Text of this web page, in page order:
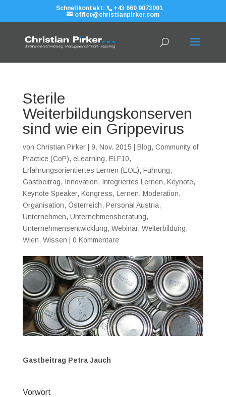
Schnellkontakt:
+43 660 9073001
office@christianpirker.com
Sterile
Weiterbildungskonserven
sind wie ein Grippevirus
von Christian Pirker| 9. Nov. 2015 Blog, Community of
Practice (CoP), eLearning, ELF10,
Erfahrungsorientiertes Lernen (EOL), Führung,
Gastbeitrag, Innovation, Integriertes Lernen, Keynote,
Keynote Speaker, Kongress, Lernen, Moderation,
Organisation, Österreich, Personal Austria,
Unternehmen, Unternehmensberatung,
Unternehmensentwicklung, Webinar, Weiterbildung,
Wien, Wissen 0 Kommentare
Gastbeitrag Petra Jauch
Vorwort